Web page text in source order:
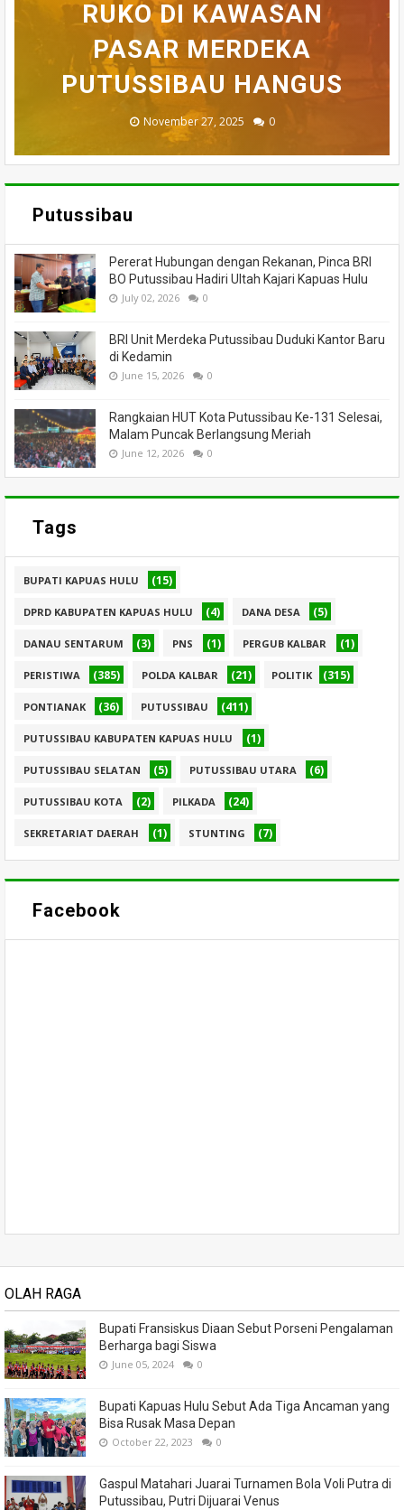
HILANG SAAT
MEMANCING DITEMUKAN
MENINGGAL DUNIA
July 05, 2026 0
RUKO DI KAWASAN
PASAR MERDEKA
PUTUSSIBAU HANGUS
November 27, 2025 0
PEDULI KORBAN
KEBAKARAN, KORAMIL
BADAU BERI BANTUAN
March 26, 2025 0
BELASAN TOKO PAKAIAN
DI PUTUSSIBAU LUDES
DILALAP API
March 13, 2025 0
AKHIRNYA TEWAS
SETELAH 'DIHAKIMI'
MASSA
February 18, 2025 0
Putussibau
Pererat Hubungan dengan Rekanan, Pinca BRI
BO Putussibau Hadiri Ultah Kajari Kapuas Hulu
July 02, 2026 0
BRI Unit Merdeka Putussibau Duduki Kantor Baru
di Kedamin
June 15, 2026 0
Rangkaian HUT Kota Putussibau Ke-131 Selesai,
Malam Puncak Berlangsung Meriah
June 12, 2026 0
Tags
BUPATI KAPUAS HULU (15)
DPRD KABUPATEN KAPUAS HULU (4) DANA DESA (5)
DANAU SENTARUM (3) PNS (1) PERGUB KALBAR (1)
PERISTIWA (385) POLDA KALBAR (21) POLITIK (315)
PONTIANAK (36) PUTUSSIBAU (411)
PUTUSSIBAU KABUPATEN KAPUAS HULU (1)
PUTUSSIBAU SELATAN (5) PUTUSSIBAU UTARA (6)
PUTUSSIBAU KOTA (2) PILKADA (24)
SEKRETARIAT DAERAH (1) STUNTING (7)
Facebook
OLAH RAGA
Bupati Fransiskus Diaan Sebut Porseni Pengalaman
Berharga bagi Siswa
June 05, 2024 0
Bupati Kapuas Hulu Sebut Ada Tiga Ancaman yang
Bisa Rusak Masa Depan
October 22, 2023 0
Gaspul Matahari Juarai Turnamen Bola Voli Putra di
Putussibau, Putri Dijuarai Venus